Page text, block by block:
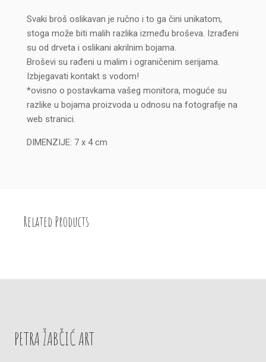
Svaki broš oslikavan je ručno i to ga čini unikatom,
stoga može biti malih razlika između broševa. Izrađeni
su od drveta i oslikani akrilnim bojama.
Broševi su rađeni u malim i ograničenim serijama.
Izbjegavati kontakt s vodom!
*ovisno o postavkama vašeg monitora, moguće su
razlike u bojama proizvoda u odnosu na fotografije na
web stranici.
DIMENZIJE: 7 x 4 cm
Related Products
PETRA ŽABČIĆ ART